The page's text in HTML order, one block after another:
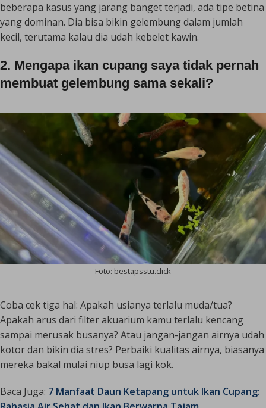
beberapa kasus yang jarang banget terjadi, ada tipe betina
yang dominan. Dia bisa bikin gelembung dalam jumlah
kecil, terutama kalau dia udah kebelet kawin.
2. Mengapa ikan cupang saya tidak pernah
membuat gelembung sama sekali?
Foto: bestapsstu.click
Coba cek tiga hal: Apakah usianya terlalu muda/tua?
Apakah arus dari filter akuarium kamu terlalu kencang
sampai merusak busanya? Atau jangan-jangan airnya udah
kotor dan bikin dia stres? Perbaiki kualitas airnya, biasanya
mereka bakal mulai niup busa lagi kok.
Baca Juga: 7 Manfaat Daun Ketapang untuk Ikan Cupang: